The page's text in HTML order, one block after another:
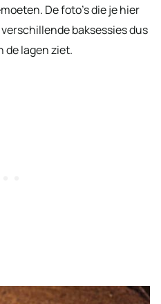
De foto’s die je hier
baksessies dus
de lagen ziet.